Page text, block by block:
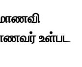
உள்பட